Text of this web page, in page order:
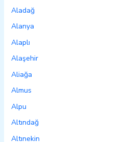
Aladağ
Alanya
Alaplı
Alaşehir
Aliağa
Almus
Alpu
Altındağ
Altınekin